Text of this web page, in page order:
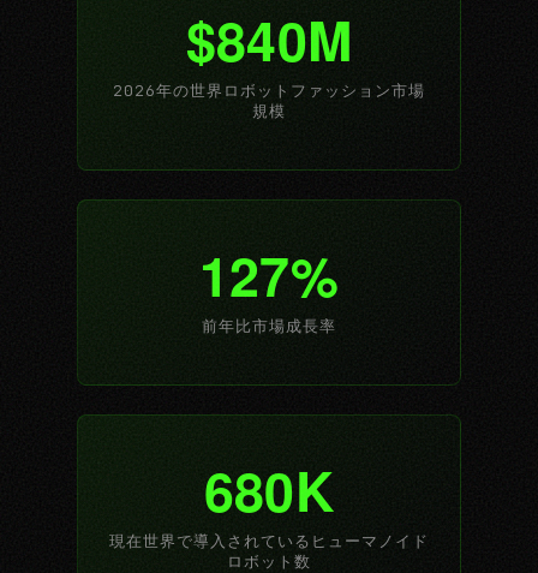
$840M
2026年の世界ロボットファッション市場
規模
127%
前年比市場成長率
680K
現在世界で導入されているヒューマノイド
ロボット数